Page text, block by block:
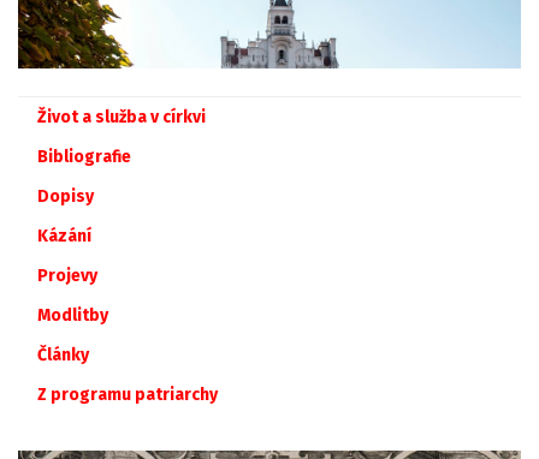
Život a služba v církvi
Bibliografie
Dopisy
Kázání
Projevy
Modlitby
Články
Z programu patriarchy